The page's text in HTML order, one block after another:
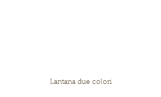
Lantana due colori